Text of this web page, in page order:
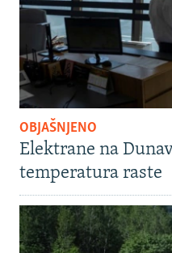
OBJAŠNJENO
Elektrane na
temperatura raste